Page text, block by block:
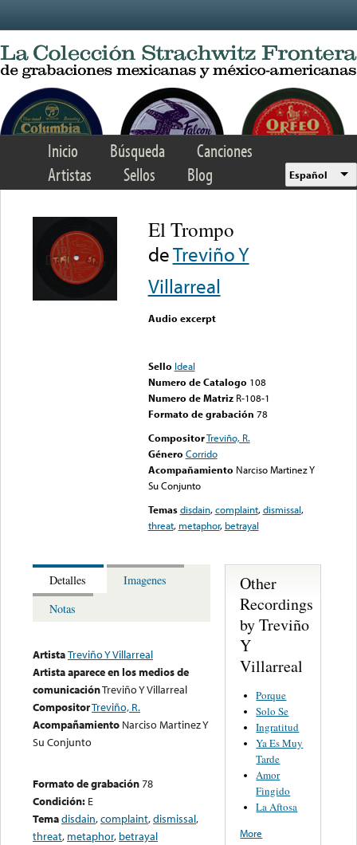
Inicio Búsqueda
Canciones
Artistas
Sellos Blog Español
El Trompo
deTreviño Y
Villarreal
Audio excerpt
Sello Ideal
Numero de Catalogo 108
Numero de Matriz R-108-1
Formato de grabación 78
CompositorTreviño, R.
Género Corrido
Acompañamiento Narciso Martinez Y
Su Conjunto
Temas disdain,complaint,dismissal,
threat, metaphor, betrayal
Detalles
Imagenes
Notas
ArtistaTreviño Y Villarreal
Artista aparece en los medios de
comunicaciónTreviño Y Villarreal
CompositorTreviño, R.
Acompañamiento Narciso Martinez Y
Su Conjunto
Formato de grabación78
Condición: E
Temadisdain,complaint,dismissal,
threat, metaphor, betrayal
Other
Recordings
by Treviño
Y
Villarreal
Porque
Solo Se
Ingratitud
Ya Es Muy
Tarde
Amor
Fingido
La Aftosa
More